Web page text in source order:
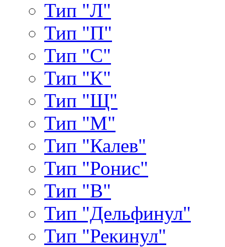
Тип "Л"
Тип "П"
Тип "С"
Тип "К"
Тип "Щ"
Тип "М"
Тип "Калев"
Тип "Ронис"
Тип "В"
Тип "Дельфинул"
Тип "Рекинул"